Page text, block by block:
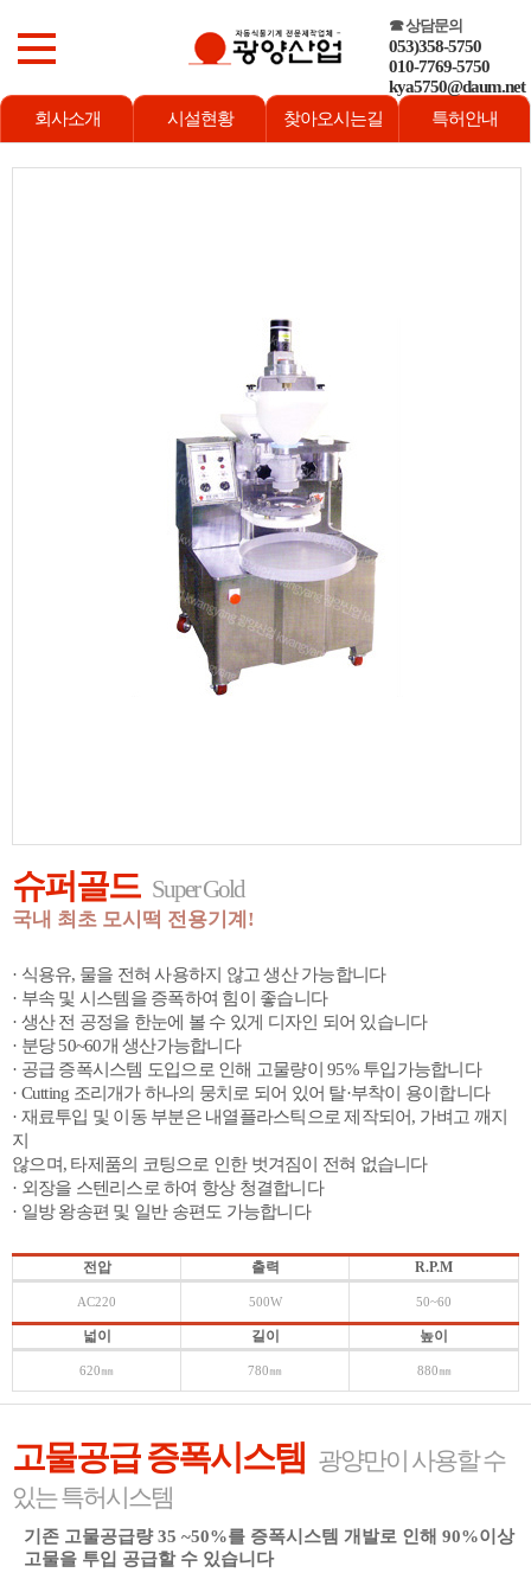
☎ 상담문의
053)358-5750
010-7769-5750
kya5750@daum.net
회사소개
시설현황 찾아오시는길 특허안내
슈퍼골드 Super Gold
국내 최초 모시떡 전용기계!
· 식용유, 물을 전혀 사용하지 않고 생산 가능합니다
· 부속 및 시스템을 증폭하여 힘이 좋습니다
· 생산 전 공정을 한눈에 볼 수 있게 디자인 되어 있습니다
· 분당 50~60개 생산가능합니다
· 공급 증폭시스템 도입으로 인해 고물량이 95% 투입가능합니다
· Cutting 조리개가 하나의 뭉치로 되어 있어 탈·부착이 용이합니다
· 재료투입 및 이동 부분은 내열플라스틱으로 제작되어, 가벼고 깨지
지
않으며, 타제품의 코팅으로 인한 벗겨짐이 전혀 없습니다
· 외장을 스텐리스로 하여 항상 청결합니다
· 일방 왕송편 및 일반 송편도 가능합니다
전압 출력 R.P.M
AC220 500W 50~60
넓이 길이 높이
620㎜ 780㎜ 880㎜
고물공급 증폭시스템 광양만이 사용할 수
있는 특허시스템
기존 고물공급량 35 ~50%를 증폭시스템 개발로 인해 90%이상
고물을 투입 공급할 수 있습니다